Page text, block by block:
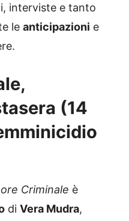
interviste e tanto
le anticipazioni e
(14
Criminale è
di Vera Mudra,